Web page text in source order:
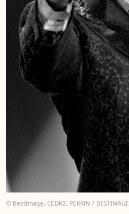
© BestImage, CEDRIC PERRIN / BESTIMAGE